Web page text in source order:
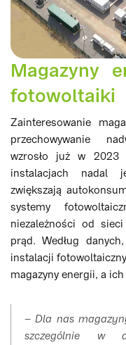
Magazyny
fotowoltaiki
Zainteresowanie
przechowywanie
wzrosło już w
instalacjach nadal
zwiększają
systemy
niezależności od
prąd. Według
instalacji
magazyny energii, a
– Dla nas
szczególnie w